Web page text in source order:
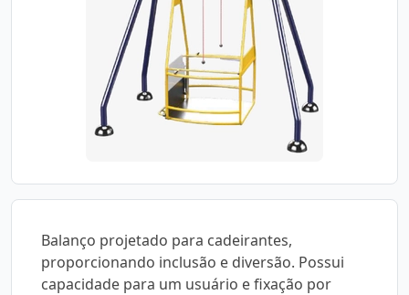
Balanço projetado para cadeirantes,
proporcionando inclusão e diversão. Possui
capacidade para um usuário e fixação por